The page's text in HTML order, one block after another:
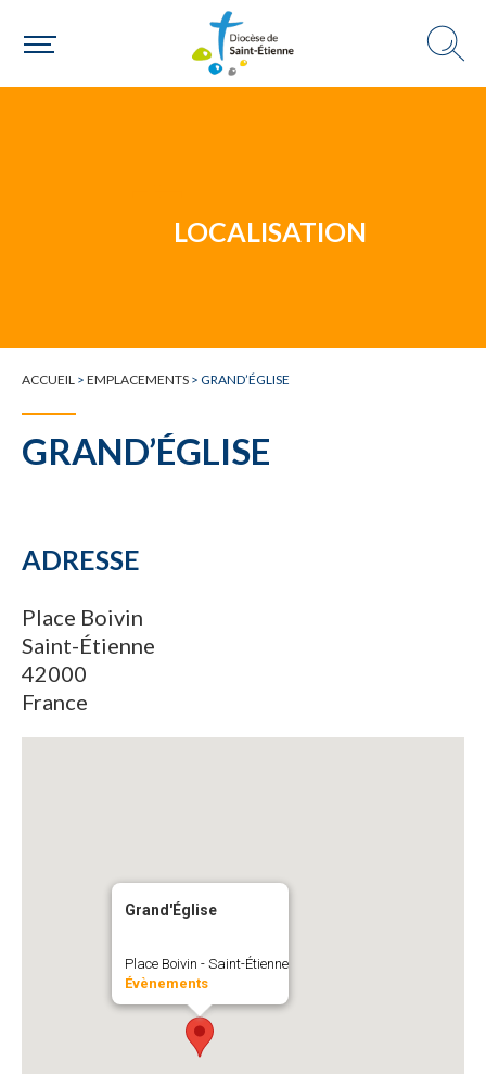
LOCALISATION
ACCUEIL > EMPLACEMENTS > GRAND’ÉGLISE
GRAND’ÉGLISE
ADRESSE
Place Boivin
Saint-Étienne
42000
France
Grand'Église
Place Boivin - Saint-Étienne
Évènements